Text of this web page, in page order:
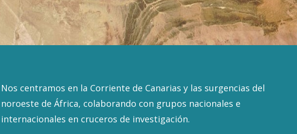
Nos centramos en la Corriente de Canarias y las surgencias del
noroeste de África, colaborando con grupos nacionales e
internacionales en cruceros de investigación.